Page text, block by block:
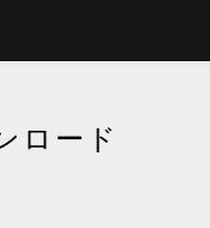
ロード